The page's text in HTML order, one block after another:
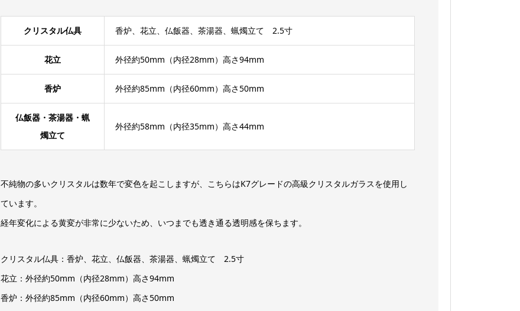
不純物の多いクリスタルは数年で変色を起こしますが、こちらはK7グレードの高級クリスタルガラスを使用し
ています。
経年変化による黄変が非常に少ないため、いつまでも透き通る透明感を保ちます。
クリスタル仏具：香炉、花立、仏飯器、茶湯器、蝋燭立て 2.5寸
花立：外径約50mm（内径28mm）高さ94mm
香炉：外径約85mm（内径60mm）高さ50mm
クリスタル仏具 香炉、花立、仏飯器、茶湯器、蝋燭立て 2.5寸
花立 外径約50mm（内径28mm）高さ94mm
香炉 外径約85mm（内径60mm）高さ50mm
仏飯器・茶湯器・蝋
燭立て
外径約58mm（内径35mm）高さ44mm